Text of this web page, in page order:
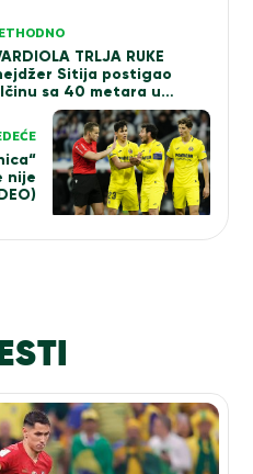
TRLJA RUKE
Sitija postigao
sa 40 metara u
derbiju (VIDEO)
nije